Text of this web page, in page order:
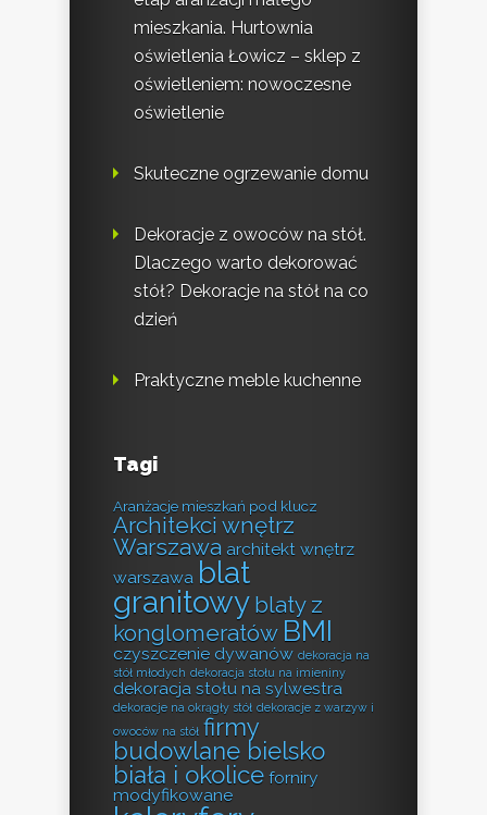
mieszkania. Hurtownia
oświetlenia Łowicz – sklep z
oświetleniem: nowoczesne
oświetlenie
Skuteczne ogrzewanie domu
Dekoracje z owoców na stół.
Dlaczego warto dekorować
stół? Dekoracje na stół na co
dzień
Praktyczne meble kuchenne
Tagi
Aranżacje mieszkań pod klucz
Architekci wnętrz
Warszawa architekt wnętrz
warszawa blat
granitowy blaty z
konglomeratów BMI
czyszczenie dywanów dekoracja na
stół młodych dekoracja stołu na imieniny
dekoracja stołu na sylwestra
dekoracje na okrągły stół dekoracje z warzyw i
owoców na stół firmy
budowlane bielsko
biała i okolice forniry
modyfikowane